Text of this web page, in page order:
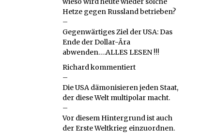
Hetze gegen Russland betrieben?
–
Gegenwärtiges Ziel der USA: Das
Ende der Dollar-Ära
abwenden….ALLES LESEN !!!
Richard kommentiert
–
Die USA dämonisieren jeden Staat,
der diese Welt multipolar macht.
–
Vor diesem Hintergrund ist auch
der Erste Weltkrieg einzuordnen.